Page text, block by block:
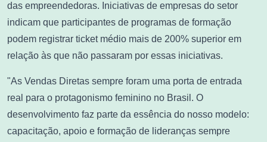
das empreendedoras. Iniciativas de empresas do setor
indicam que participantes de programas de formação
podem registrar ticket médio mais de 200% superior em
relação às que não passaram por essas iniciativas.
"As Vendas Diretas sempre foram uma porta de entrada
real para o protagonismo feminino no Brasil. O
desenvolvimento faz parte da essência do nosso modelo:
capacitação, apoio e formação de lideranças sempre